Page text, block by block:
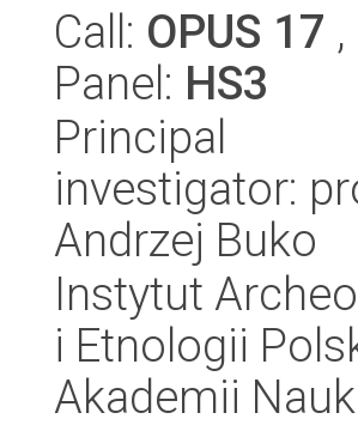
Call: OPUS 17 ,
Panel: HS3
Principal
investigator:
Andrzej Buko
Instytut
i Etnologii
Akademii Nauk